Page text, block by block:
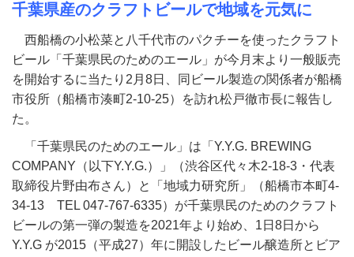
千葉県産のクラフトビールで地域を元気に
西船橋の小松菜と八千代市のパクチーを使ったクラフト
ビール「千葉県民のためのエール」が今月末より一般販売
を開始するに当たり 2 月 8日、同ビール製造の関係者が船橋
市役所（船橋市湊町2-10-25）を訪れ松戸徹市長に報告し
た。
「千葉県民のためのエール」は「 Y.Y.G. BREWING
COMPANY（以下Y.Y.G.）
」（渋谷区代々木2-18-3・ 代表
取締役片野由布さん）と「地域力研究所」（船橋市本町4-
34-13
TEL 047-767-6335）が千葉県民のためのクラフト
ビールの第一弾の製造を2021年より始め、 1 日 8日から
Y.Y.G が2015（平成27）年に開設したビール醸造所とビア